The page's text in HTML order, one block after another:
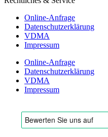
Online-Anfrage
Datenschutzerklärung
VDMA
Impressum
Online-Anfrage
Datenschutzerklärung
VDMA
Impressum